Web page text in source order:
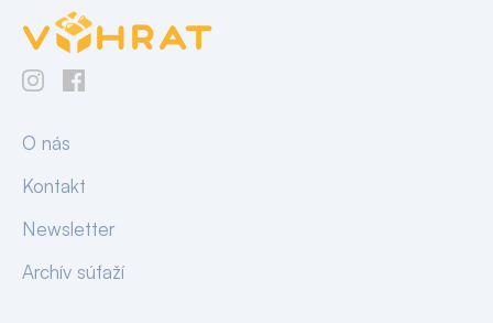
O nás
Kontakt
Newsletter
Archív súťaží